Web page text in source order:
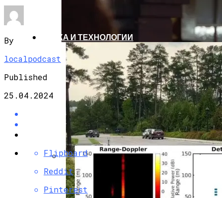
Кто Из Знаменитостей Умер В 2023 Году:
Юдашкин, Колесников, Чурикова,
Зайцев И Другие – От Чего Скончались
НАУКА И ТЕХНОЛОГИИ
By
localpodcast
Published
25.04.2024
Flipboard
Reddit
Pinterest